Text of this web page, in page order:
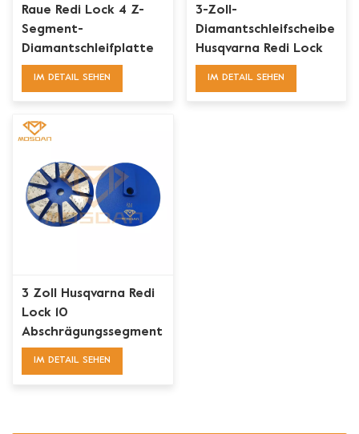
Raue Redi Lock 4 Z-
Segment-
Diamantschleifplatte
IM DETAIL SEHEN
3-Zoll-
Diamantschleifscheibe
Husqvarna Redi Lock
mit 4 großen
IM DETAIL SEHEN
3 Zoll Husqvarna Redi
Lock 10
Abschrägungssegment
Diamantschleif-
IM DETAIL SEHEN